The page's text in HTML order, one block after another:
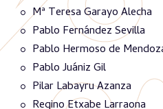
Mª Teresa Garayo Alecha
Pablo Fernández Sevilla
Pablo Hermoso de
Pablo Juániz Gil
Pilar Labayru Azanza
Regino Etxabe Larraona